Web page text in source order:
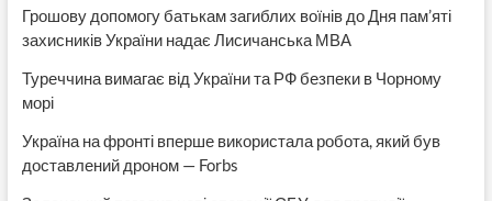
Грошову допомогу батькам загиблих воїнів до Дня пам’яті
захисників України надає Лисичанська МВА
Туреччина вимагає від України та РФ безпеки в Чорному
морі
Україна на фронті вперше використала робота, який був
доставлений дроном — Forbs